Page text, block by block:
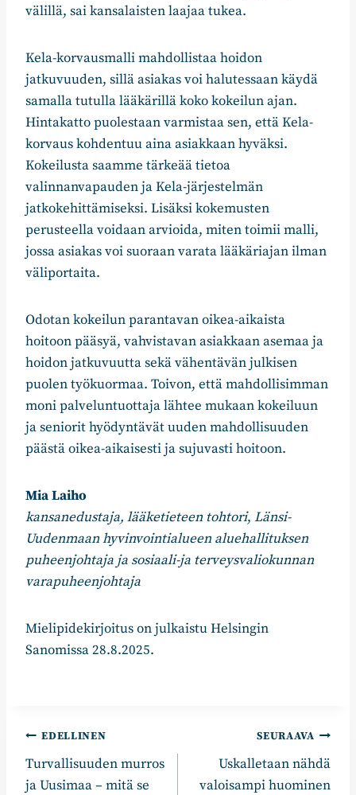
välillä, sai kansalaisten laajaa tukea.
Kela-korvausmalli mahdollistaa hoidon
jatkuvuuden, sillä asiakas voi halutessaan käydä
samalla tutulla lääkärillä koko kokeilun ajan.
Hintakatto puolestaan varmistaa sen, että Kela-
korvaus kohdentuu aina asiakkaan hyväksi.
Kokeilusta saamme tärkeää tietoa
valinnanvapauden ja Kela-järjestelmän
jatkokehittämiseksi. Lisäksi kokemusten
perusteella voidaan arvioida, miten toimii malli,
jossa asiakas voi suoraan varata lääkäriajan ilman
väliportaita.
Odotan kokeilun parantavan oikea-aikaista
hoitoon pääsyä, vahvistavan asiakkaan asemaa ja
hoidon jatkuvuutta sekä vähentävän julkisen
puolen työkuormaa. Toivon, että mahdollisimman
moni palveluntuottaja lähtee mukaan kokeiluun
ja seniorit hyödyntävät uuden mahdollisuuden
päästä oikea-aikaisesti ja sujuvasti hoitoon.
Mia Laiho
kansanedustaja, lääketieteen tohtori, Länsi-
Uudenmaan hyvinvointialueen aluehallituksen
puheenjohtaja ja sosiaali-ja terveysvaliokunnan
varapuheenjohtaja
Mielipidekirjoitus on julkaistu Helsingin
Sanomissa 28.8.2025.
Artikkelien
selaus
EDELLINEN
Turvallisuuden murros
ja Uusimaa – mitä se
SEURAAVA
Uskalletaan nähdä
valoisampi huominen